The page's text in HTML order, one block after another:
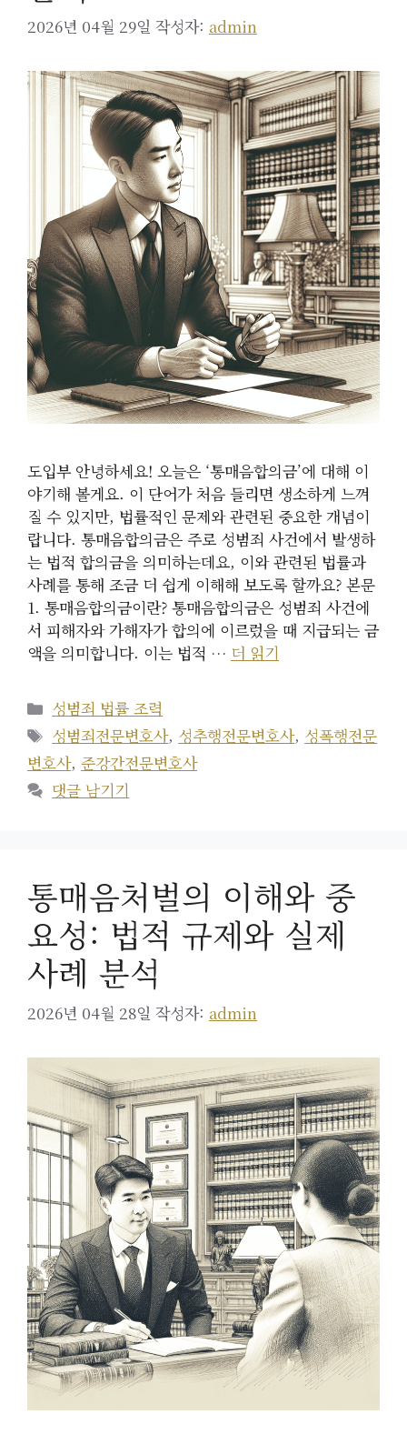
2026년 04월 29일 작성자: admin
도입부 안녕하세요! 오늘은 ‘통매음합의금’에 대해 이
야기해 볼게요. 이 단어가 처음 들리면 생소하게 느껴
질 수 있지만, 법률적인 문제와 관련된 중요한 개념이
랍니다. 통매음합의금은 주로 성범죄 사건에서 발생하
는 법적 합의금을 의미하는데요, 이와 관련된 법률과
사례를 통해 조금 더 쉽게 이해해 보도록 할까요? 본문
1. 통매음합의금이란? 통매음합의금은 성범죄 사건에
서 피해자와 가해자가 합의에 이르렀을 때 지급되는 금
액을 의미합니다. 이는 법적 … 더 읽기
카
테
고
리
성범죄 법률 조력
태
그
성범죄전문변호사, 성추행전문변호사, 성폭행전문
변호사, 준강간전문변호사
댓글 남기기
통매음처벌의 이해와 중
요성: 법적 규제와 실제
사례 분석
2026년 04월 28일 작성자: admin